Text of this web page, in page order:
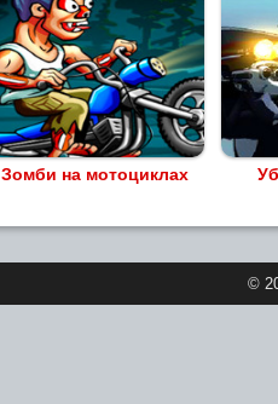
Зомби на мотоциклах
©